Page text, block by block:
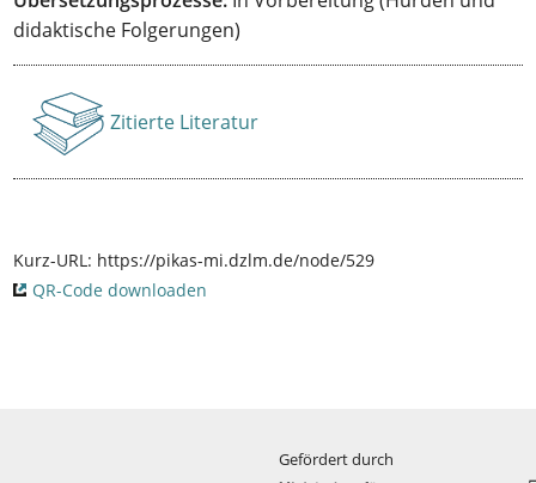
didaktische Folgerungen)
Anzeigen
Zitierte Literatur
Kurz-URL: https://pikas-mi.dzlm.de/node/529
QR-Code downloaden
Gefördert durch